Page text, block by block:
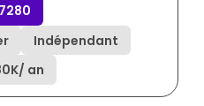
Indépendant
/ an